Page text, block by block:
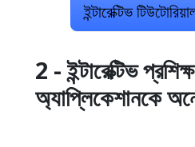
ইন্টারেক্টিভ
2 - ইন্টারেক্টিভ
অ্যাপ্লিকেশানকে